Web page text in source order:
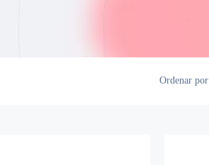
Ordenar por